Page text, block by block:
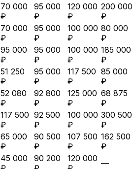
70 000
₽
95 000
₽
120 000
₽
200 000
₽
70 000
₽
95 000
₽
100 000
₽
80 000
₽
95 000
₽
95 000
₽
100 000
₽
185 000
₽
51 250
₽
95 000
₽
117 500
₽
85 000
₽
52 080
₽
92 800
₽
125 000
₽
68 875
₽
117 500
₽
92 500
₽
100 000
₽
300 500
₽
65 000
₽
90 500
₽
107 500
₽
162 500
₽
45 000
90 200
120 000 —